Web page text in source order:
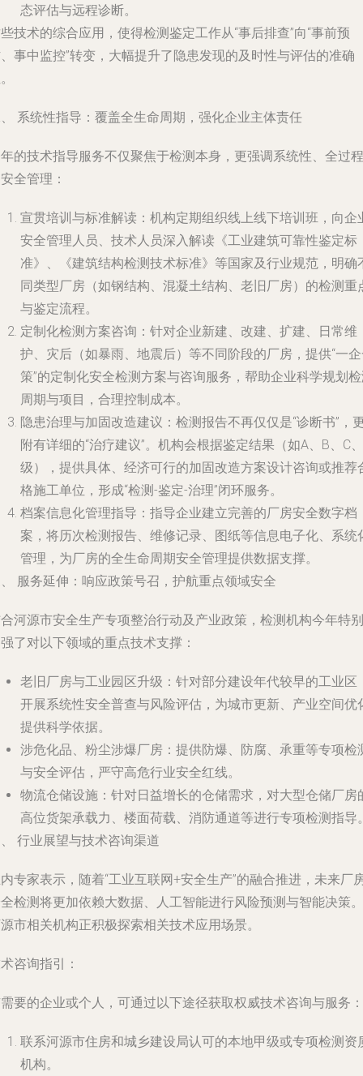
态评估与远程诊断。
技术的综合应用，使得检测鉴定工作从“事后排查”向“事前预
事中监控”转变，大幅提升了隐患发现的及时性与评估的准确
系统性指导：覆盖全生命周期，强化企业主体责任
的技术指导服务不仅聚焦于检测本身，更强调系统性、全过程
全管理：
宣贯培训与标准解读 ：机构定期组织线上线下培训班，向企
安全管理人员、技术人员深入解读《工业建筑可靠性鉴定标
准》、《建筑结构检测技术标准》等国家及行业规范，明确
同类型厂房（如钢结构、混凝土结构、老旧厂房）的检测重
与鉴定流程。
定制化检测方案咨询 ：针对企业新建、改建、扩建、日常维
护、灾后（如暴雨、地震后）等不同阶段的厂房，提供“一
策”的定制化安全检测方案与咨询服务，帮助企业科学规划
周期与项目，合理控制成本。
隐患治理与加固改造建议 ：检测报告不再仅仅是“诊断书”，
附有详细的“治疗建议”。机构会根据鉴定结果（如A、B、C
级），提供具体、经济可行的加固改造方案设计咨询或推荐
格施工单位，形成“检测-鉴定-治理”闭环服务。
档案信息化管理指导 ：指导企业建立完善的厂房安全数字档
案，将历次检测报告、维修记录、图纸等信息电子化、系统
管理，为厂房的全生命周期安全管理提供数据支撑。
服务延伸：响应政策号召，护航重点领域安全
河源市安全生产专项整治行动及产业政策，检测机构今年特别
了对以下领域的重点技术支撑：
老旧厂房与工业园区升级 ：针对部分建设年代较早的工业区
开展系统性安全普查与风险评估，为城市更新、产业空间优
提供科学依据。
涉危化品、粉尘涉爆厂房 ：提供防爆、防腐、承重等专项检
与安全评估，严守高危行业安全红线。
物流仓储设施 ：针对日益增长的仓储需求，对大型仓储厂房
高位货架承载力、楼面荷载、消防通道等进行专项检测指导
行业展望与技术咨询渠道
专家表示，随着“工业互联网+安全生产”的融合推进，未来厂
检测将更加依赖大数据、人工智能进行风险预测与智能决策。
市相关机构正积极探索相关技术应用场景。
咨询指引 ：
要的企业或个人，可通过以下途径获取权威技术咨询与服务：
联系河源市住房和城乡建设局认可的本地甲级或专项检测资
机构。